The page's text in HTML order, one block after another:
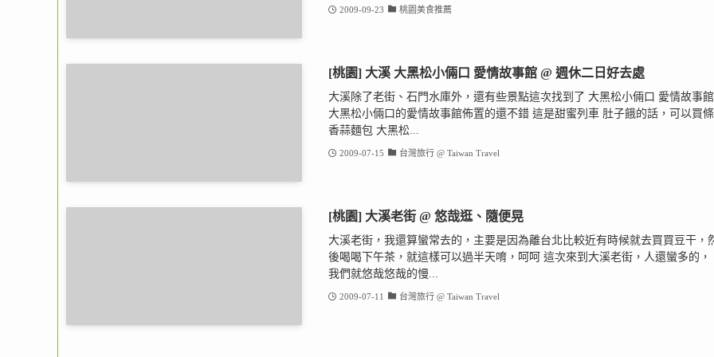
2009-09-23 桃園美食推薦
[桃園] 大溪 大黑松小倆口 愛情故事館 @ 週休二日好去處
大溪除了老街、石門水庫外，還有些景點這次找到了 大黑松小倆口 愛情故事館
大黑松小倆口的愛情故事館佈置的還不錯 這是甜蜜列車 肚子餓的話，可以買條
香蒜麵包 大黑松...
2009-07-15 台灣旅行 @ Taiwan Travel
[桃園] 大溪老街 @ 悠哉逛、隨便晃
大溪老街，我還算蠻常去的，主要是因為離台北比較近有時候就去買買豆干，
後喝喝下午茶，就這樣可以過半天唷，呵呵 這次來到大溪老街，人還蠻多的，
我們就悠哉悠哉的慢...
2009-07-11 台灣旅行 @ Taiwan Travel